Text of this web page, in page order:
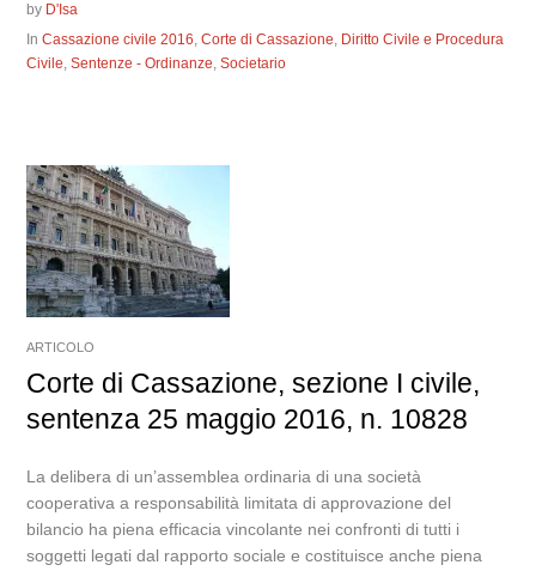
by D'Isa
InCassazione civile 2016,Corte di Cassazione, Diritto Civile e Procedura
Civile,Sentenze - Ordinanze,Societario
ARTICOLO
Corte di Cassazione, sezione I civile,
sentenza 25 maggio 2016, n. 10828
La delibera di un’assemblea ordinaria di una società
cooperativa a responsabilità limitata di approvazione del
bilancio ha piena efficacia vincolante nei confronti di tutti i
soggetti legati dal rapporto sociale e costituisce anche piena